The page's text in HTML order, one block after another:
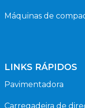
Máquinas de
LINKS RÁPIDOS
Pavimentadora
Carregadeira de